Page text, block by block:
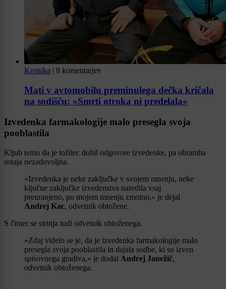
Kronika | 8 komentarjev
Mati v avtomobilu preminulega dečka kričala
na sodišču: »Smrti otroka ni predelala«
Izvedenka farmakologije malo presegla svoja
pooblastila
Kljub temu da je tožilec dobil odgovore izvedenke, pa obramba
ostaja nezadovoljna.
»Izvedenka je neke zaključke v svojem mnenju, neke
ključne zaključke izvedenstva naredila vsaj
preuranjeno, po mojem mnenju zmotno,« je dejal
Andrej Kac, odvetnik obtožene.
S čimer se strinja tudi odvetnik obtoženega.
»Zdaj videlo se je, da je izvedenka farmakologije malo
presegla svoja pooblastila in dajala sodbe, ki so izven
spisovnega gradiva,« je dodal Andrej Janežič,
odvetnik obtoženega.